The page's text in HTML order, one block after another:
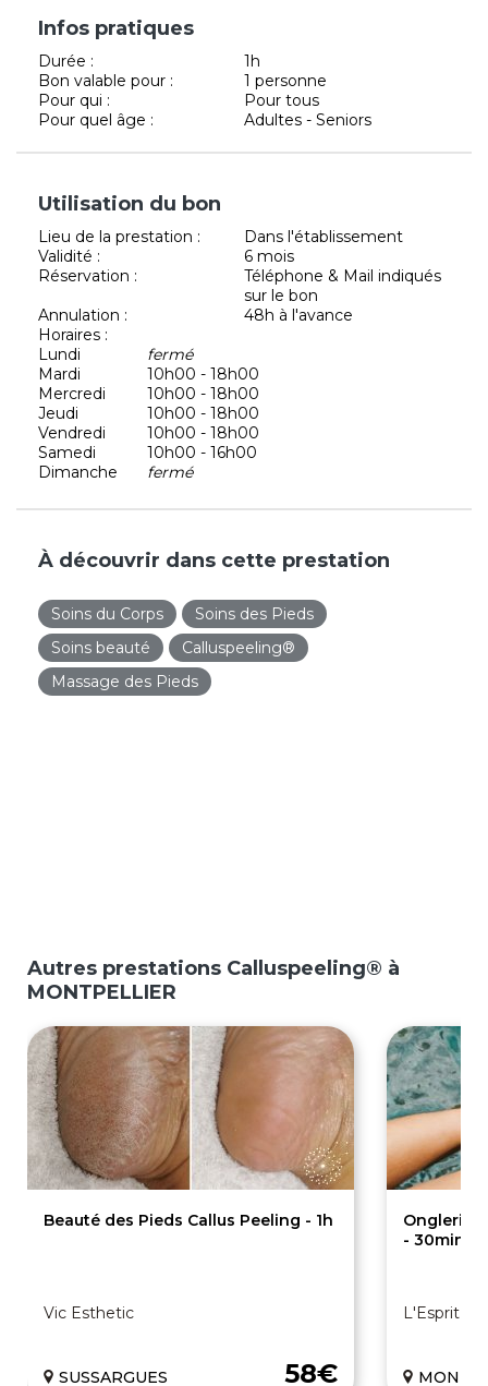
Infos pratiques
Durée :
1h
Bon valable pour :
1 personne
Pour qui :
Pour tous
Pour quel âge :
Adultes - Seniors
Utilisation du bon
Lieu de la prestation :
Dans l'établissement
Validité :
6 mois
Réservation :
Téléphone & Mail indiqués
sur le bon
Annulation :
48h à l'avance
Horaires :
Lundi
fermé
Mardi
10h00 - 18h00
Mercredi
10h00 - 18h00
Jeudi
10h00 - 18h00
Vendredi
10h00 - 18h00
Samedi
10h00 - 16h00
Dimanche
fermé
À découvrir dans cette prestation
Soins du Corps
Soins des Pieds
Soins beauté
Calluspeeling®
Massage des Pieds
Autres prestations Calluspeeling® à
MONTPELLIER
Beauté des Pieds Callus Peeling - 1h
Vic Esthetic
58€
SUSSARGUES
Onglerie :
- 30min
L'Esprit A